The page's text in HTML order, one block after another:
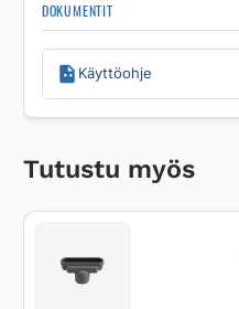
DOKUMENTIT
Käyttöohje
Tutustu myös